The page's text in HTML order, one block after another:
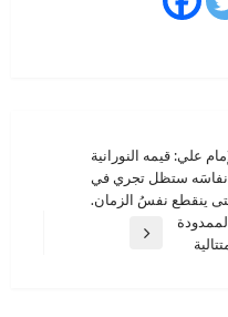
علي: ‏قيمه النورانية
ستظل تجري في
ينقطع نفسُ الزمان.